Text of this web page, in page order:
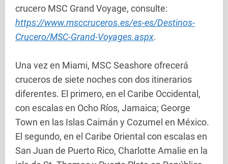
crucero MSC Grand Voyage, consulte:
https://www.msccruceros.es/es-es/Destinos-
Crucero/MSC-Grand-Voyages.aspx.
Una vez en Miami, MSC Seashore ofrecerá
cruceros de siete noches con dos itinerarios
diferentes. El primero, en el Caribe Occidental,
con escalas en Ocho Ríos, Jamaica; George
Town en las Islas Caimán y Cozumel en México.
El segundo, en el Caribe Oriental con escalas en
San Juan de Puerto Rico, Charlotte Amalie en la